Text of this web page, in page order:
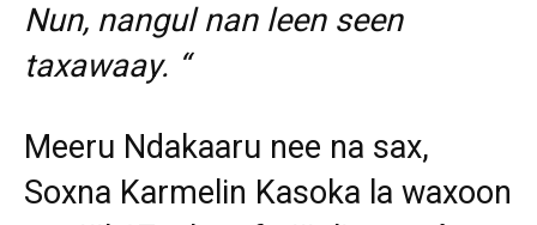
Nun, nangul nan leen seen
taxawaay. “
Meeru Ndakaaru nee na sax,
Soxna Karmelin Kasoka la waxoon